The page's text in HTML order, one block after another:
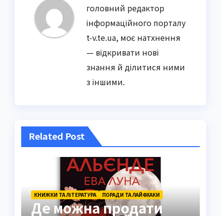
головний редактор
інформаційного порталу
t-v.te.ua, моє натхнення
— відкривати нові
знання й ділитися ними
з іншими.
Related Post
КНИЖКИ ТА ЛІТЕРАТУРА ПОРАДИ ТА ЛАЙФХАКИ
Де можна продати